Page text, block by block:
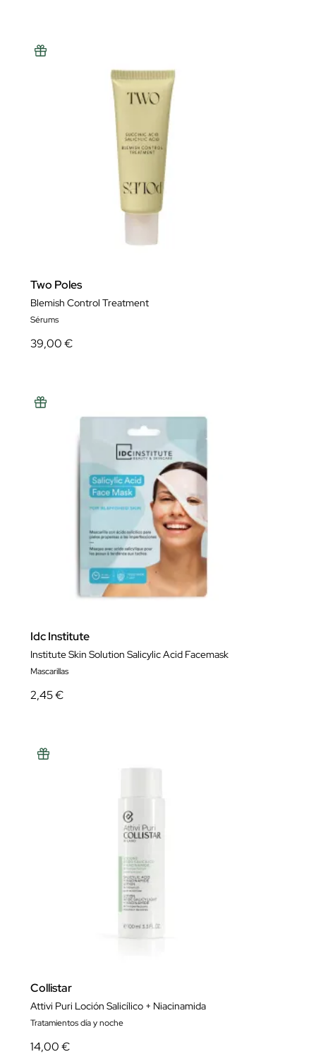
Two Poles
Blemish Control Treatment
Sérums
39,00 €
Idc Institute
Institute Skin Solution Salicylic Acid Facemask
Mascarillas
2,45 €
Collistar
Attivi Puri Loción Salicílico + Niacinamida
Tratamientos día y noche
14,00 €